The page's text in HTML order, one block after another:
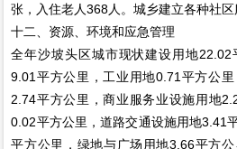
张，入住老人368人。城乡建立各种社区
十二、资源、环境和应急管理
全年沙坡头区城市现状建设用地
9.01平方公里，工业用地0.71平方公
2.74平方公里，商业服务业设施用地
0.02平方公里，道路交通设施用地3.41
平方公里，绿地与广场用地3.66平方